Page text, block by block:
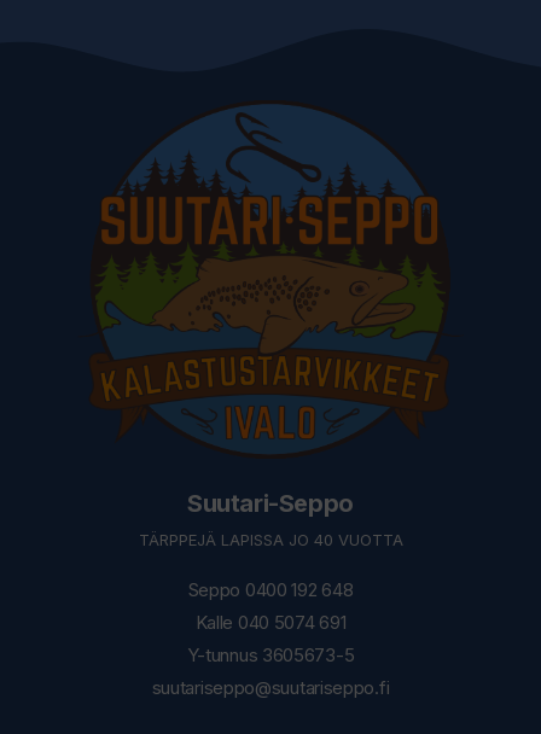
Suutari-Seppo
TÄRPPEJÄ LAPISSA JO 40 VUOTTA
Seppo 0400 192 648
Kalle 040 5074 691
Y-tunnus 3605673-5
suutariseppo@suutariseppo.fi